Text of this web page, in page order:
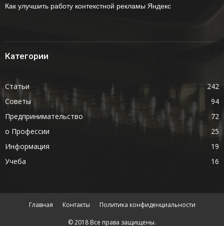
Как улучшить работу контекстной рекламы Яндекс
Категории
Статьи
242
Советы
94
Предпринимательство
72
о Профессии
25
Информация
19
Учеба
16
Главная Контакты Политика конфиденциальности
© 2018 Все права защищены.